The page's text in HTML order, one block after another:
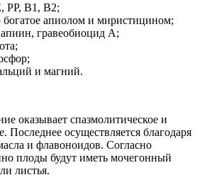
РР, В1, В2;
богатое апиолом и миристицином;
гравеобиоцид А;
и магний.
оказывает спазмолитическое и
Последнее осуществляется благодаря
и флавоноидов. Согласно
плоды будут иметь мочегонный
листья.